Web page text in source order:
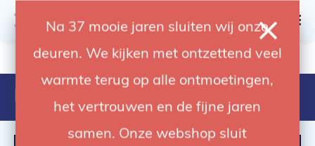
Na 37 mooie jaren sluiten wij onze
deuren. We kijken met ontzettend veel
warmte terug op alle ontmoetingen,
het vertrouwen en de fijne jaren
samen. Onze webshop sluit
4.92 / 5 op trusted shops
Producten getagd met achter